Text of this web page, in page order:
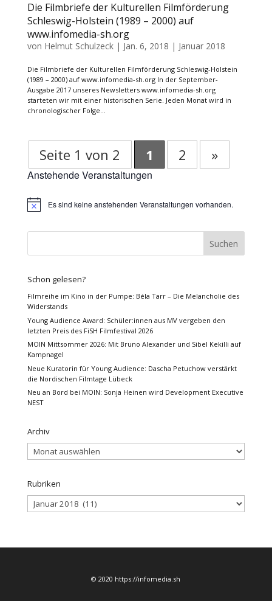
Die Filmbriefe der Kulturellen Filmförderung
Schleswig-Holstein (1989 – 2000) auf
www.infomedia-sh.org
von Helmut Schulzeck| Jan. 6, 2018 | Januar 2018
Die Filmbriefe der Kulturellen Filmförderung Schleswig-Holstein
(1989 – 2000) auf www.infomedia-sh.org In der September-
Ausgabe 2017 unseres Newsletters www.infomedia-sh.org
starteten wir mit einer historischen Serie. Jeden Monat wird in
chronologischer Folge...
Seite 1 von 2 1 2 »
Anstehende Veranstaltungen
HinweisEs sind keine anstehenden Veranstaltungen vorhanden.
Schon gelesen?
Filmreihe im Kino in der Pumpe: Béla Tarr – Die Melancholie des
Widerstands
Young Audience Award: Schüler:innen aus MV vergeben den
letzten Preis des FiSH Filmfestival 2026
MOIN Mittsommer 2026: Mit Bruno Alexander und Sibel Kekilli auf
Kampnagel
Neue Kuratorin für Young Audience: Dascha Petuchow verstärkt
die Nordischen Filmtage Lübeck
Neu an Bord bei MOIN: Sonja Heinen wird Development Executive
NEST
Archiv
Archiv
Rubriken
Rubriken
© 2020 https://infomedia.sh